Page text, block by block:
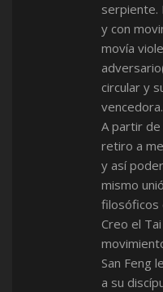
serpiente.
y con
movía
circular y
vencedora.
A partir de
retiro a
y así
mismo
filosóficos
Creo el
San Feng
a su